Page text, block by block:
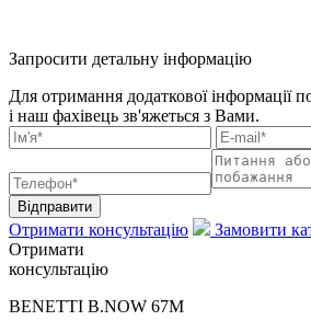
Запросити детальну інформацію
Для отримання додаткової інформації
і наш фахівець зв'яжеться з Вами.
Відправити
Отримати консультацію
Замовити
Отримати
консультацію
BENETTI B.NOW 67M